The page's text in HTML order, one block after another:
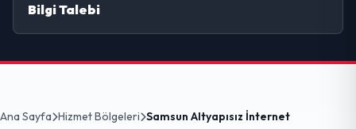
Bilgi Talebi
Ana Sayfa Hizmet Bölgeleri Samsun Altyapısız İnternet